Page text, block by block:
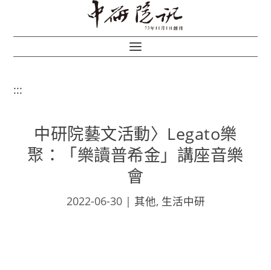
:::
中研院藝文活動〉Legato樂
聚：「樂讀普希金」講座音樂
會
2022-06-30| 其他, 生活中研